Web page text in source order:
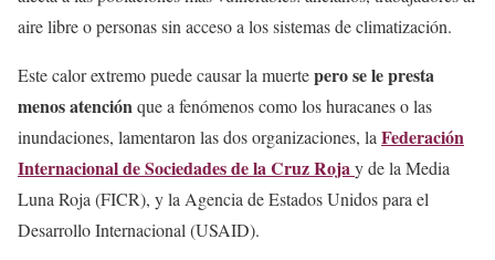
aire libre o personas sin acceso a los sistemas de climatización.
Este calor extremo puede causar la muertepero se le presta
menos atenciónque a fenómenos como los huracanes o las
inundaciones, lamentaron las dos organizaciones, la Federación
Internacional de Sociedades de la Cruz Rojay de la Media
Luna Roja (FICR), y la Agencia de Estados Unidos para el
Desarrollo Internacional (USAID).